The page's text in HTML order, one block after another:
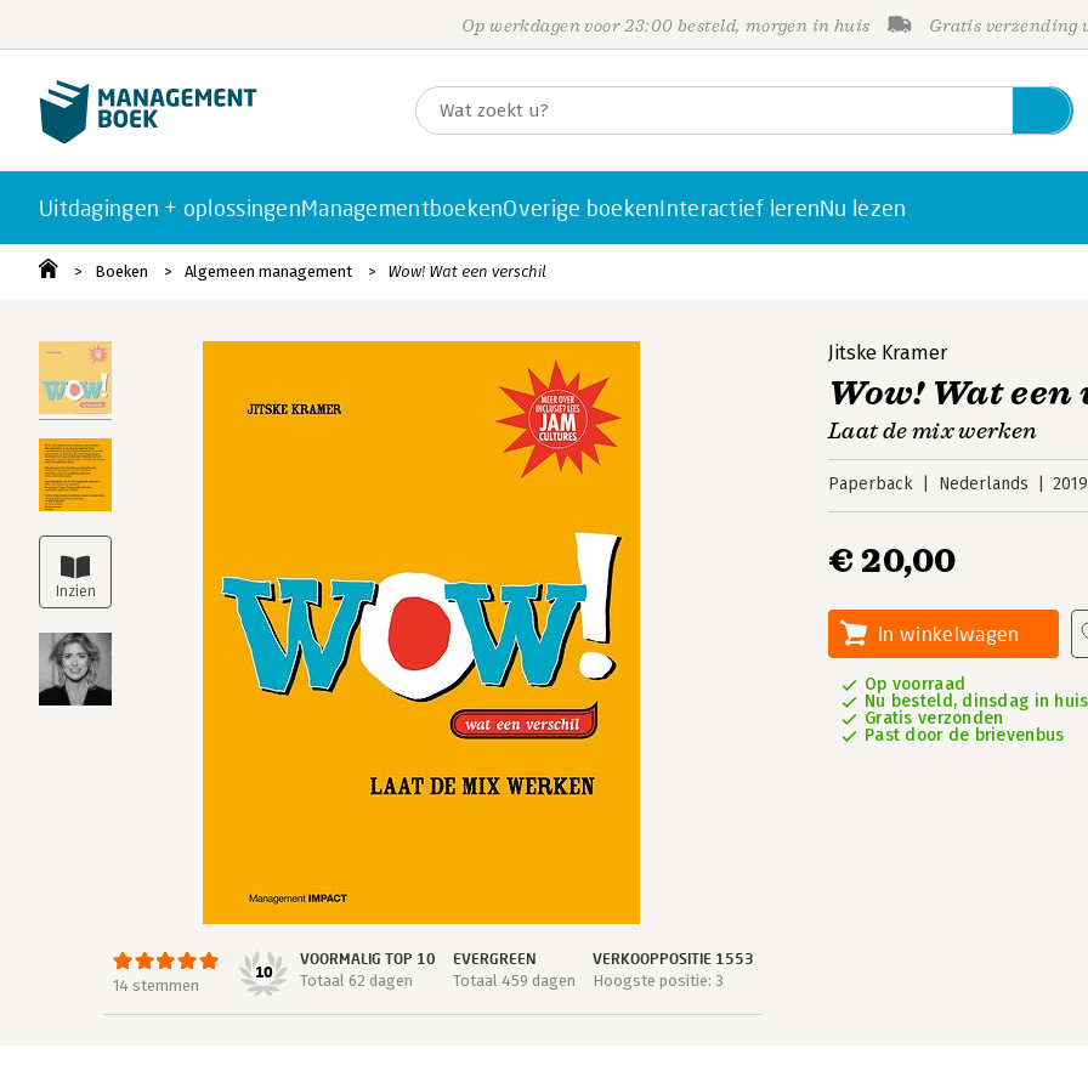
Op werkdagen voor 23:00 besteld, morgen in huis Gratis verzending
Uitdagingen + oplossingenManagementboekenOverige boekenInteractief lerenNu lezen
Boeken Algemeen management Wow! Wat een verschil
14 stemmen
10
VOORMALIG TOP 10
Totaal 62 dagen
EVERGREEN
Totaal 459 dagen
VERKOOPPOSITIE 1553
Hoogste positie: 3
Jitske Kramer
Wow! Wat
Laat de mix werken
Paperback Nederlands 2019
€ 20,00
In winkelwagen
Op voorraad
Nu besteld, dinsdag in huis
Gratis verzonden
Past door de brievenbus